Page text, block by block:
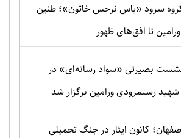
سرود «یاس نرجس خاتون»؛ طنین
تا افق‌های ظهور
بصیرتی «سواد رسانه‌ای» در
رستمرودی ورامین برگزار شد
کانون ایثار در جنگ تحمیلی